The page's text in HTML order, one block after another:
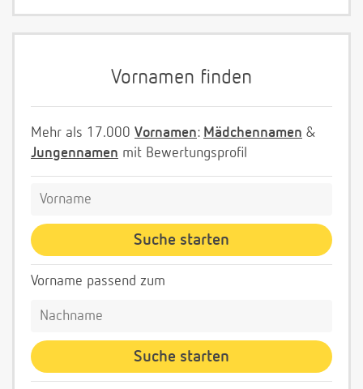
Vornamen finden
Mehr als 17.000 Vornamen: Mädchennamen &
Jungennamen mit Bewertungsprofil
Vorname passend zum